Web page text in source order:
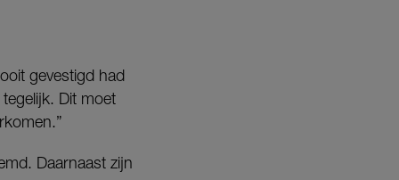
gevestigd had
Dit moet
Daarnaast zijn